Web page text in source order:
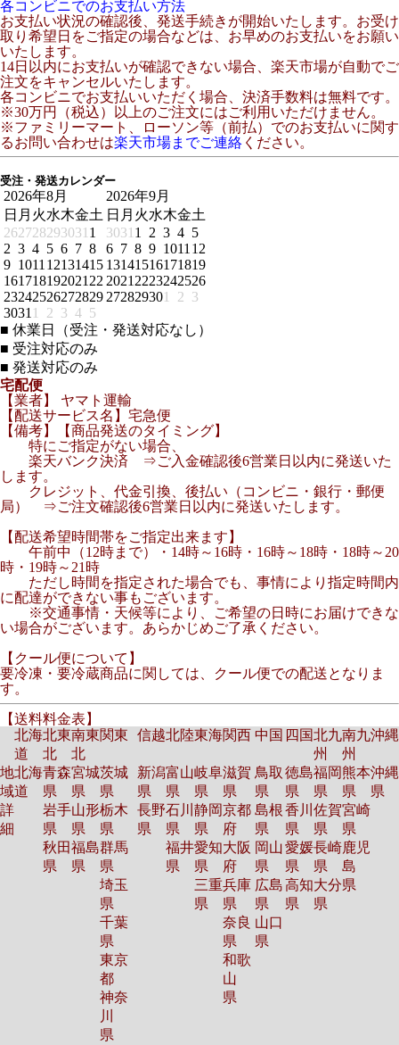
各コンビニでのお支払い方法
お支払い状況の確認後、発送手続きが開始いたします。お受け
取り希望日をご指定の場合などは、お早めのお支払いをお願い
いたします。
14日以内にお支払いが確認できない場合、楽天市場が自動でご
注文をキャンセルいたします。
各コンビニでお支払いいただく場合、決済手数料は無料です。
※30万円（税込）以上のご注文にはご利用いただけません。
※ファミリーマート、ローソン等（前払）でのお支払いに関す
るお問い合わせは楽天市場までご連絡 ください。
受注・発送カレンダー
2026年8月
日 月 火水木金土
262728293031 1
2 3 4 5 6 7 8
9 1011 12131415
161718192021 22
23242526272829
3031 1 2 3 4 5
2026年9月
日 月 火水木金土
3031 1 2 3 4 5
6 7 8 9 1011 12
13141516171819
2021 2223242526
272829301 2 3
■ 休業日（受注・発送対応なし）
■ 受注対応のみ
■ 発送対応のみ
宅配便
【業者】 ヤマト運輸
【配送サービス名】宅急便
【備考】【商品発送のタイミング】
特にご指定がない場合、
楽天バンク決済 ⇒ご入金確認後6営業日以内に発送いた
します。
クレジット、代金引換、後払い（コンビニ・銀行・郵便
局） ⇒ご注文確認後6営業日以内に発送いたします。
【配送希望時間帯をご指定出来ます】
午前中（12時まで）・14時～16時・16時～18時・18時～20
時・19時～21時
ただし時間を指定された場合でも、事情により指定時間内
に配達ができない事もございます。
※交通事情・天候等により、ご希望の日時にお届けできな
い場合がございます。あらかじめご了承ください。
【クール便について】
要冷凍・要冷蔵商品に関しては、クール便での配送となりま
す。
【送料料金表】
北海
道
北東
北
南東
北
関東 信越北陸東海関西 中国 四国北九
州
南九
州
沖縄
地
域
詳
細
北海
道
青森
県
岩手
県
秋田
県
宮城
県
山形
県
福島
県
茨城
県
栃木
県
群馬
県
埼玉
県
千葉
県
東京
都
神奈
川
県
新潟
県
長野
県
富山
県
石川
県
福井
県
岐阜
県
静岡
県
愛知
県
三重
県
滋賀
県
京都
府
大阪
府
兵庫
県
奈良
県
和歌
山
県
鳥取
県
島根
県
岡山
県
広島
県
山口
県
徳島
県
香川
県
愛媛
県
高知
県
福岡
県
佐賀
県
長崎
県
大分
県
熊本
県
宮崎
県
鹿児
島
県
沖縄
県